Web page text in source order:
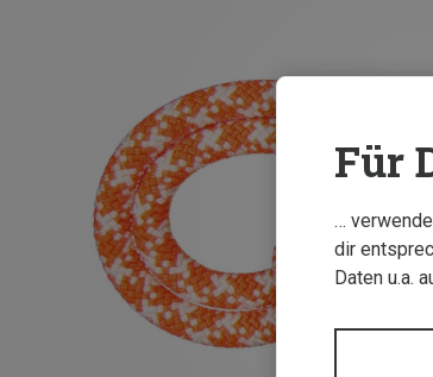
Für
…
dir
Daten u.a.